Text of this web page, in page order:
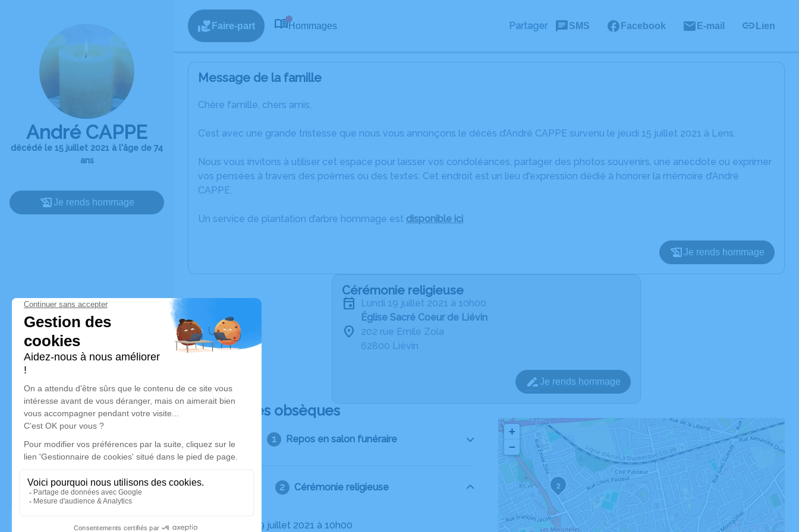
André CAPPE
décédé le 15 juillet 2021 à l'âge de 74
ans
Je rends hommage
Faire-part Hommages Partager SMS Facebook E-mail Lien
Message de la famille
Chère famille, chers amis,
C’est avec une grande tristesse que nous vous annonçons le décès d’André CAPPE survenu le jeudi 15 juillet 2021 à Lens.
Nous vous invitons à utiliser cet espace pour laisser vos condoléances, partager des photos souvenirs, une anecdote ou exprimer
vos pensées à travers des poèmes ou des textes. Cet endroit est un lieu d'expression dédié à honorer la mémoire d’André
CAPPE.
Un service de plantation d’arbre hommage est disponible ici.
Je rends hommage
Cérémonie religieuse
lundi 19 juillet 2021 à 10h00
Église Sacré Coeur de Liévin
202 rue Emile Zola
62800 Liévin
Je rends hommage
Déroulé des obsèques
Repos en salon funéraire
Cérémonie religieuse
Le lundi 19 juillet 2021 à 10h00
2
+
−